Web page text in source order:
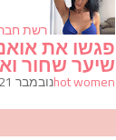
רשתפגשו את
שיער שחור
hot womenנובמבר 21, 2025